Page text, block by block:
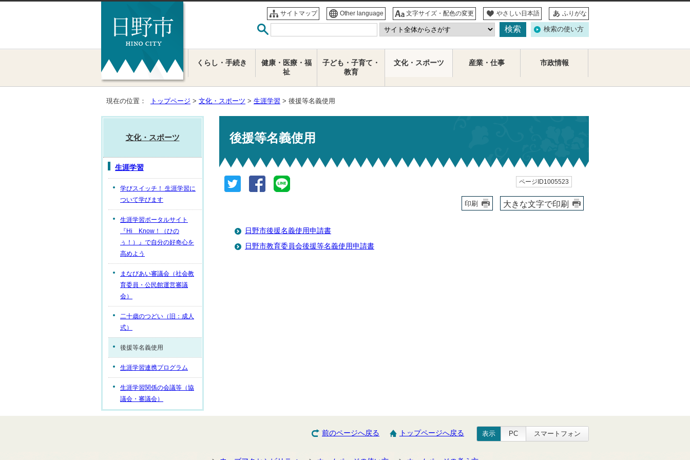
サイトマップ Other language 文字サイズ・配色の変更 やさしい日本語 ふりがな
検索の使い方
くらし・手続き
健康・医療・福
祉
子ども・子育て・
教育
文化・スポーツ 産業・仕事 市政情報
現在の位置： トップページ > 文化・スポーツ > 生涯学習 > 後援等名義使用
後援等名義使用
ページID1005523
印刷 大きな文字で印刷
日野市後援名義使用申請書
日野市教育委員会後援等名義使用申請書
文化・スポーツ
生涯学習
学びスイッチ！ 生涯学習に
ついて学びます
生涯学習ポータルサイト
『Hi Know！（ひの
ぅ！）』で自分の好奇心を
高めよう
まなびあい審議会（社会教
育委員・公民館運営審議
会）
二十歳のつどい（旧：成人
式）
後援等名義使用
生涯学習連携プログラム
生涯学習関係の会議等（協
議会・審議会）
前のページへ戻る トップページへ戻る 表示 PC スマートフォン